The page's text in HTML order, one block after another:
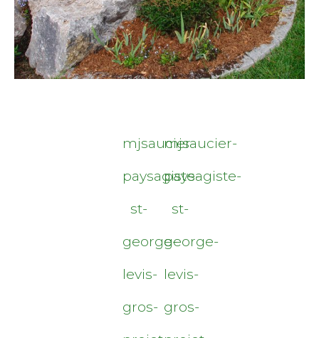
mjsaucier-
paysagiste-
st-
george-
levis-
gros-
mjsaucier-
paysagiste-
st-
george-
levis-
gros-